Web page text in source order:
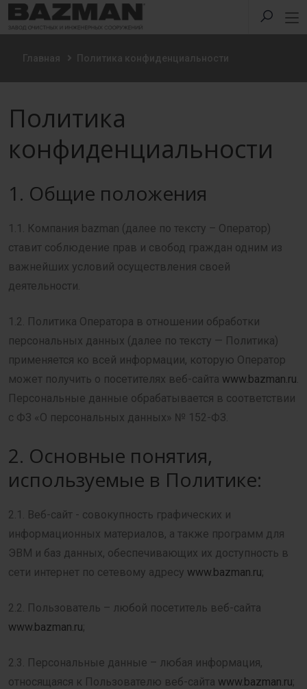
Главная Политика конфиденциальности
Политика
конфиденциальности
1. Общие положения
1.1. Компания bazman (далее по тексту – Оператор)
ставит соблюдение прав и свобод граждан одним из
важнейших условий осуществления своей
деятельности.
1.2. Политика Оператора в отношении обработки
персональных данных (далее по тексту — Политика)
применяется ко всей информации, которую Оператор
может получить о посетителях веб-сайта www.bazman.ru.
Персональные данные обрабатывается в соответствии
с ФЗ «О персональных данных» № 152-ФЗ.
2. Основные понятия,
используемые в Политике:
2.1. Веб-сайт - совокупность графических и
информационных материалов, а также программ для
ЭВМ и баз данных, обеспечивающих их доступность в
сети интернет по сетевому адресу www.bazman.ru;
2.2. Пользователь – любой посетитель веб-сайта
www.bazman.ru;
2.3. Персональные данные – любая информация,
относящаяся к Пользователю веб-сайта www.bazman.ru;